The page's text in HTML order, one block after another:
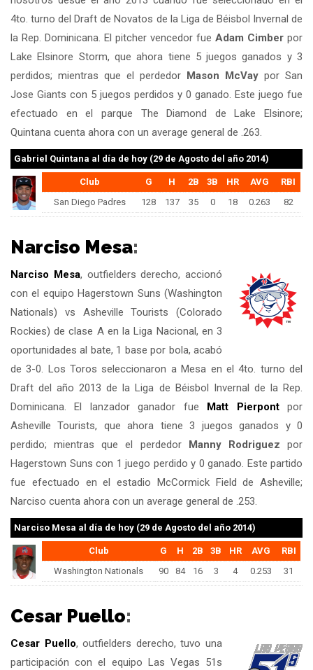
4to. turno del Draft de Novatos de la Liga de Béisbol Invernal de
la Rep. Dominicana. El pitcher vencedor fue Adam Cimber por
Lake Elsinore Storm, que ahora tiene 5 juegos ganados y 3
perdidos; mientras que el perdedor Mason McVay por San
Jose Giants con 5 juegos perdidos y 0 ganado. Este juego fue
efectuado en el parque The Diamond de Lake Elsinore;
Quintana cuenta ahora con un average general de .263.
Gabriel Quintana al día de hoy (29 de Agosto del año 2014)
Club G H 2B 3B HR AVG
RBI
San Diego Padres
128 137 35 0 18 0.263 82
Narciso Mesa:
Narciso Mesa, outfielders derecho, accionó
con el equipo Hagerstown Suns (Washington
Nationals) vs Asheville Tourists (Colorado
Rockies) de clase A en la Liga Nacional, en 3
oportunidades al bate, 1 base por bola, acabó
de 3-0. Los Toros seleccionaron a Mesa en el 4to. turno del
Draft del año 2013 de la Liga de Béisbol Invernal de la Rep.
Dominicana. El lanzador ganador fue Matt Pierpontpor
Asheville Tourists, que ahora tiene 3 juegos ganados y 0
perdido; mientras que el perdedor Manny Rodriguez por
Hagerstown Suns con 1 juego perdido y 0 ganado. Este partido
fue efectuado en el estadio McCormick Field de Asheville;
Narciso cuenta ahora con un average general de .253.
Narciso Mesa al día de hoy (29 de Agosto del año 2014)
Club G H 2B 3B HR AVG
RBI
Washington Nationals
90 84 16 3 4 0.253 31
Cesar Puello:
Cesar Puello, outfielders derecho, tuvo una
participación con el equipo Las Vegas 51s